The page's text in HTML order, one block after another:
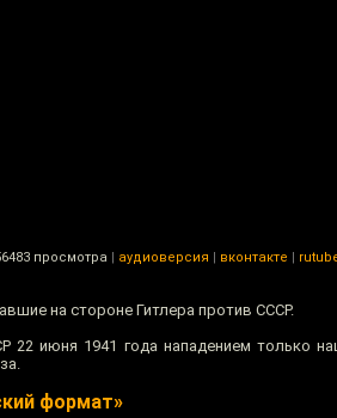
просмотра | аудиоверсия | вконтакте |
на стороне Гитлера против СССР.
июня 1941 года нападением только
формат»